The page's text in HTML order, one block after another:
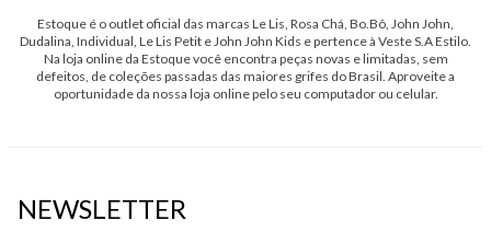
Estoque é o outlet oficial das marcas Le Lis, Rosa Chá, Bo.Bô, John John,
Dudalina, Individual, Le Lis Petit e John John Kids e pertence à Veste S.A Estilo.
Na loja online da Estoque você encontra peças novas e limitadas, sem
defeitos, de coleções passadas das maiores grifes do Brasil. Aproveite a
oportunidade da nossa loja online pelo seu computador ou celular.
NEWSLETTER